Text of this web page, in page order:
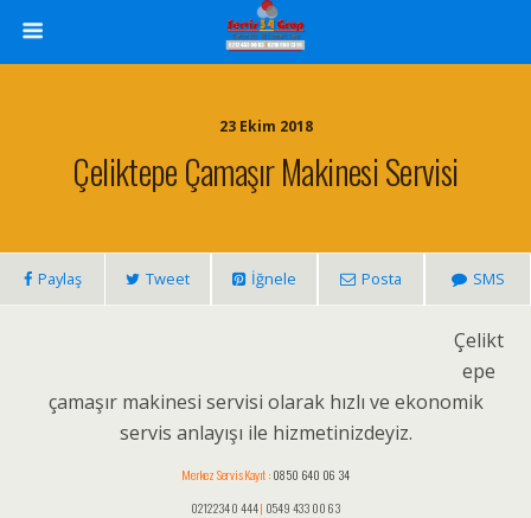
23 Ekim 2018
Çeliktepe Çamaşır Makinesi Servisi
Paylaş Tweet İğnele Posta SMS
Çelikt
epe
çamaşır makinesi servisi olarak hızlı ve ekonomik
servis anlayışı ile hizmetinizdeyiz.
Merkez Servis Kayıt :0850 640 06 34
0212 234 0 444| 0549 433 00 63